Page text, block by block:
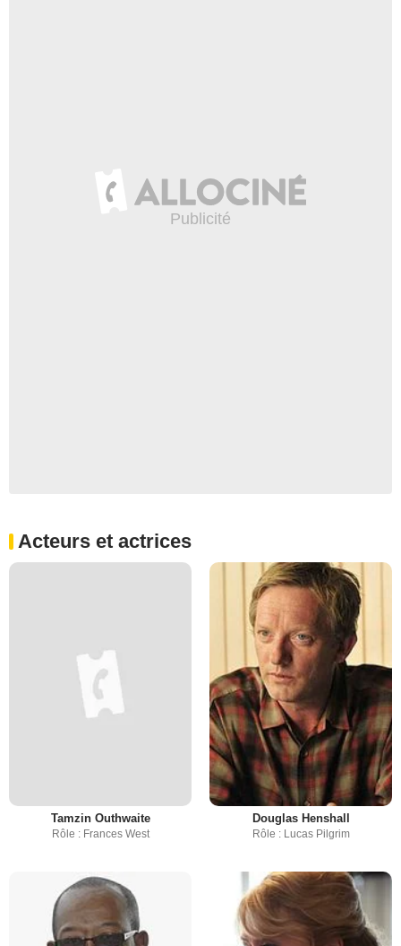
Acteurs et actrices
Tamzin Outhwaite
Rôle : Frances West
Douglas Henshall
Rôle : Lucas Pilgrim